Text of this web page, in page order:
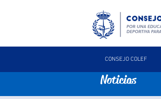
CONSEJO COLEF
Noticias